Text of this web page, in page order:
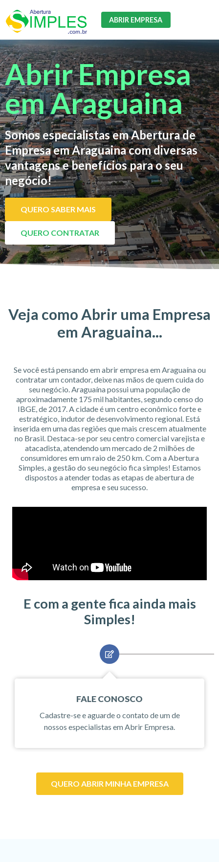
ABRIR EMPRESA
Abrir Empresa
em Araguaina
Somos especialistas em Abertura de
Empresa em Araguaina com diversas
vantagens e benefícios para o seu
negócio!
QUERO SABER MAIS
QUERO CONTRATAR
Veja como Abrir uma Empresa
em Araguaina...
Se você está pensando em abrir empresa em Araguaína ou
contratar um contador, deixe nas mãos de quem cuida do
seu negócio. Araguaína possui uma população de
aproximadamente 175 mil habitantes, segundo censo do
IBGE, de 2017. A cidade é um centro econômico forte e
estratégico, indutor de desenvolvimento regional. Está
inserida em uma das regiões que mais crescem atualmente
no Brasil. Destaca-se por seu centro comercial varejista e
atacadista, atendendo um mercado de 2 milhões de
consumidores em um raio de 250 km. Com a Abertura
Simples, a gestão do seu negócio fica simples! Estamos
dispostos a atender todas as etapas de abertura de
empresa e seu sucesso.
E com a gente fica ainda mais
Simples!
FALE CONOSCO
Cadastre-se e aguarde o contato de um de
nossos especialistas em Abrir Empresa.
QUERO ABRIR MINHA EMPRESA